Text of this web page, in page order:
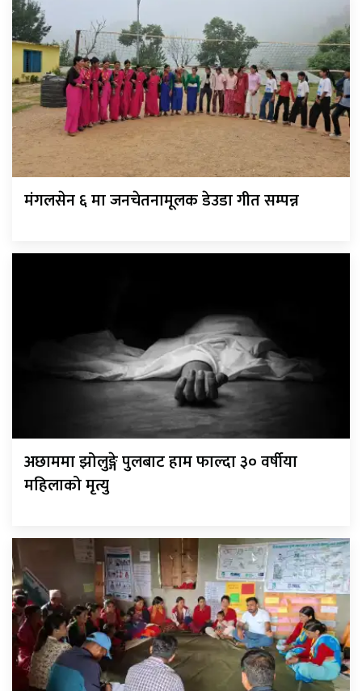
मंगलसेन ६ मा जनचेतनामूलक डेउडा गीत सम्पन्न
अछाममा झोलुङ्गे पुलबाट हाम फाल्दा ३० वर्षीया
महिलाको मृत्यु